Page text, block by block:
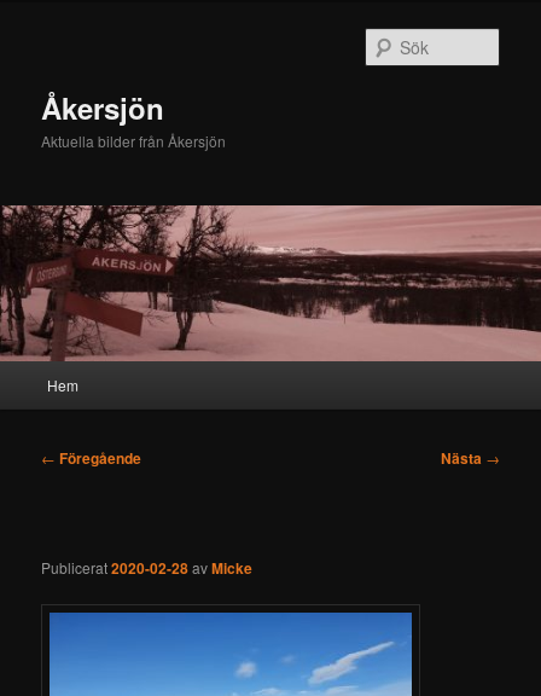
innehållÅkersjön
Aktuella bilder från Åkersjön
Hem
Inläggsnavigering
← Föregående Nästa →
Publicerat2020-02-28avMicke